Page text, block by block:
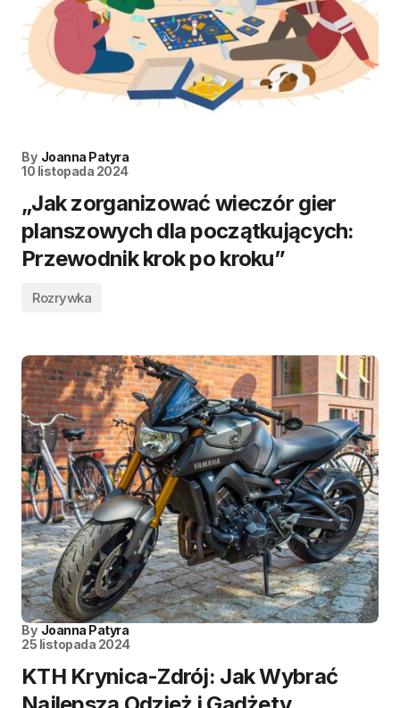
By Joanna Patyra
10 listopada 2024
„Jak zorganizować wieczór gier
planszowych dla początkujących:
Przewodnik krok po kroku”
Rozrywka
By Joanna Patyra
25 listopada 2024
KTH Krynica-Zdrój: Jak Wybrać